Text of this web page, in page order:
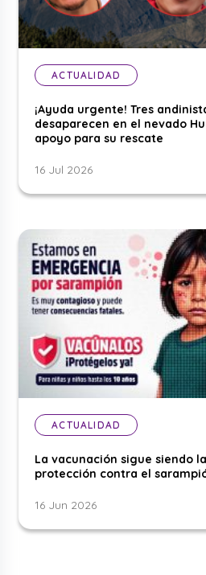
ACTUALIDAD
¡Ayuda urgente! Tres
desaparecen en el nevado
apoyo para su rescate
16 Jul 2026
ACTUALIDAD
La vacunación sigue siendo
protección contra el
16 Jun 2026